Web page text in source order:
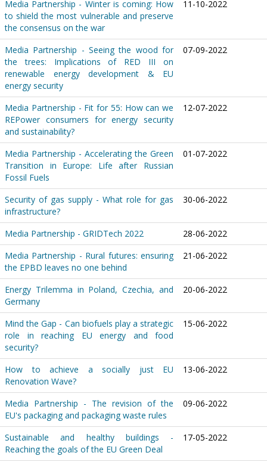
Media Partnership - Winter is coming: How
to shield the most vulnerable and preserve
the consensus on the war
11-10-2022
Media Partnership - Seeing the wood for
the trees: Implications of RED III on
renewable energy development & EU
energy security
07-09-2022
Media Partnership - Fit for 55: How can we
REPower consumers for energy security
and sustainability?
12-07-2022
Media Partnership - Accelerating the Green
Transition in Europe: Life after Russian
Fossil Fuels
01-07-2022
Security of gas supply - What role for gas
infrastructure?
30-06-2022
Media Partnership - GRIDTech 2022
28-06-2022
Media Partnership - Rural futures: ensuring
the EPBD leaves no one behind
21-06-2022
Energy Trilemma in Poland, Czechia, and
Germany
20-06-2022
Mind the Gap - Can biofuels play a strategic
role in reaching EU energy and food
security?
15-06-2022
How to achieve a socially just EU
Renovation Wave?
13-06-2022
Media Partnership - The revision of the
EU's packaging and packaging waste rules
09-06-2022
Sustainable and healthy buildings -
Reaching the goals of the EU Green Deal
17-05-2022